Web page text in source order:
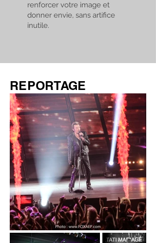
renforcer votre image et
donner envie, sans artifice
inutile.
REPORTAGE